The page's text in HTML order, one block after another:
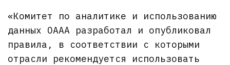
«Комитет по аналитике и использованию
данных OAAA разработал и опубликовал
правила, в соответствии с которыми
отрасли рекомендуется использовать